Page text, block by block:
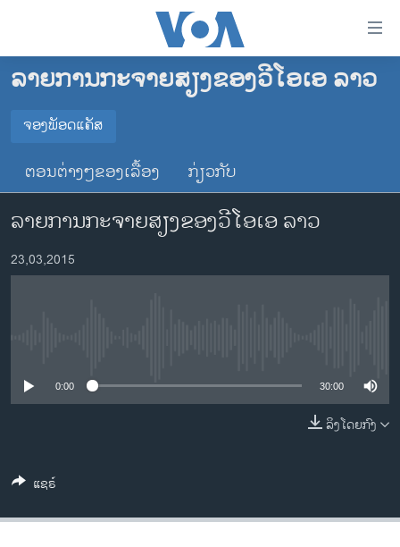
ເຂົ້າ
ຂ້າມ
ໄປ
ຊອກ
ຄົ້ນ
ໂຮມເພຈ
ລາວ
ອາເມຣິກາ
ການເລືອກຕັ້ງ ປະທານາທີບໍດີ ສະຫະລັດ 2024
ຂ່າວ​ຈີນ
ໂລກ
ຊຸມຊົນຊາວລາວ
ພາສາອັງກິດ
ວີດີໂອ
ລາຍການກະຈາຍສຽງຂອງວີໂອເອ ລາວ
ຈອງພັອດແຄັສ
ຈອງພັອດແຄັສ
ຕອນຕ່າງໆຂອງເລື້ອງ ກ່ຽວກັບ
ລາຍການກະຈາຍສຽງຂອງວີໂອເອ ລາວ
23,03,2015
0:00 30:00
ລິງໂດຍກົງ
ແຊຣ໌